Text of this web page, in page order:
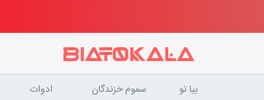
بیا تو
سموم خزندگان
ادوات